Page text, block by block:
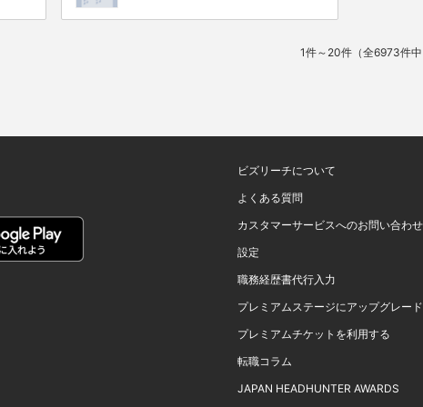
1件～20件（全6973件
ビズリーチについて
よくある質問
カスタマーサービスへのお問い合わせ
設定
職務経歴書代行入力
プレミアムステージにアップグレード
プレミアムチケットを利用する
転職コラム
JAPAN HEADHUNTER AWARDS